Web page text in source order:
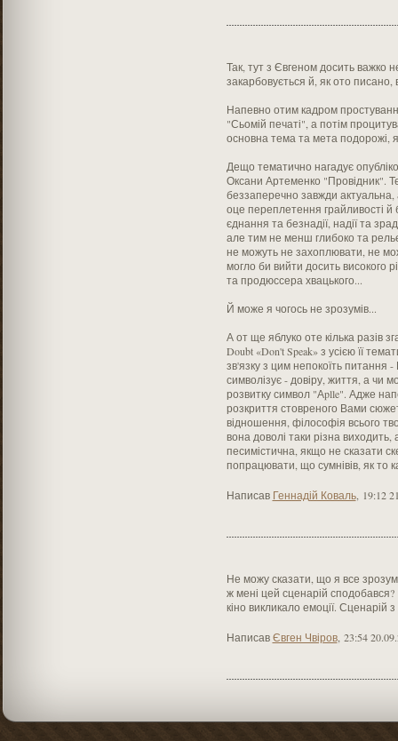
Так, тут з Євгеном досить важко
закарбовується й, як ото писано,
Напевно отим кадром
"Сьомій печаті", а потім
основна тема та мета
Дещо тематично нагадує
Оксани Артеменко "Провідник".
беззаперечно завжди
оце переплетення грайливості й
єднання та безнадії, надії та
але тим не менш глибоко та
не можуть не захоплювати, не
могло би вийти досить високого
та продюссера хвацького...
Й може я чогось не зрозумів...
А от ще яблуко оте кілька разів
Doubt «Don't Speak» з усією її
зв'язку з цим непокоїть питання
символізує - довіру, життя, а чи
розвитку символ "Аplle". Адже
розкриття стовреного Вами
відношення, філософія всього
вона доволі таки різна
песимістична, якщо не сказати
попрацювати, що сумнівів, як то
Написав Геннадій Коваль, 19:12
Не можу сказати, що я все
ж мені цей сценарій
кіно викликало емоції.
НаписавЄвген Чвіров, 23:54